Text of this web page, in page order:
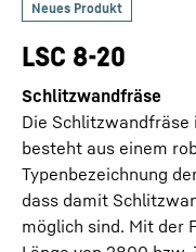
LSC 8-20
Schlitzwandfräse
Die
besteht aus einem
Typenbezeichnung
dass damit
möglich sind. Mit der